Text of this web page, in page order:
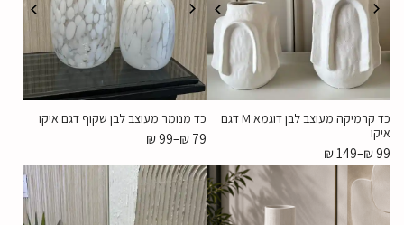
כד קרמיקה מעוצב לבן דוגמא M דגם
איקו
₪99
–
₪149
כד מנומר מעוצב לבן שקוף דגם איקו
₪ 79
–
₪99